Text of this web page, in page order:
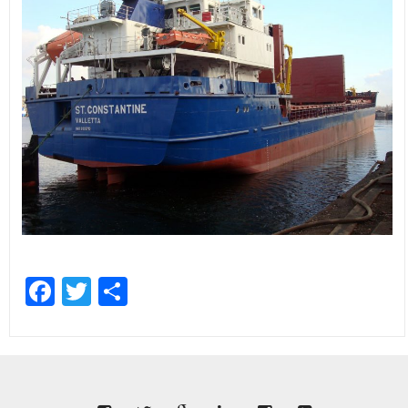
Facebook
Twitter
Share